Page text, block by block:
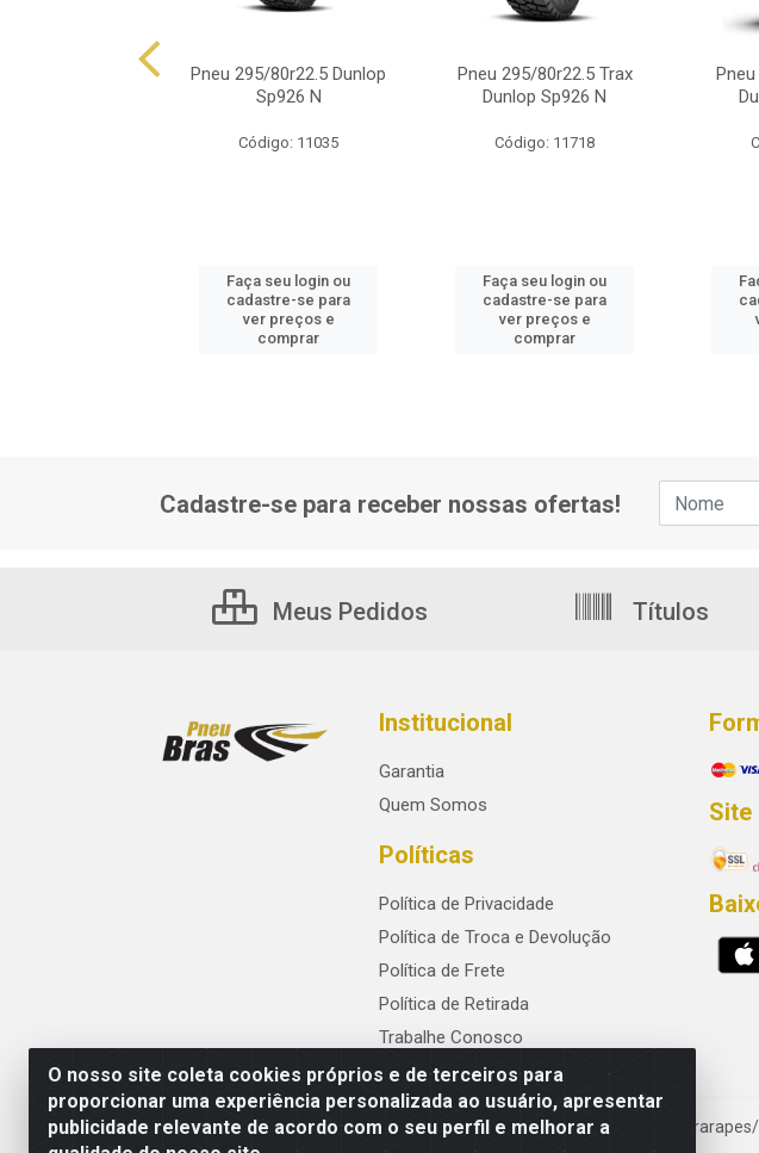
Pneu 295/80r22.5 Dunlop
Sp926 N
Código: 11035
Faça seu login ou
cadastre-se para
ver preços e
comprar
Pneu 295/80r22.5 Trax
Dunlop Sp926 N
Código: 11718
Faça seu login ou
cadastre-se para
ver preços e
comprar
O nosso site coleta cookies próprios e de terceiros para
proporcionar uma experiência personalizada ao usuário, apresentar
publicidade relevante de acordo com o seu perfil e melhorar a
Cadastre-se para receber nossas ofertas!
Meus Pedidos Títulos
Institucional
Garantia
Quem Somos
Políticas
Política de Privacidade
Política de Troca e Devolução
Política de Frete
Política de Retirada
Trabalhe Conosco
Site
PneuBras - Rodovia BR-101, KM 82 - Prazeres, Jaboatão dos